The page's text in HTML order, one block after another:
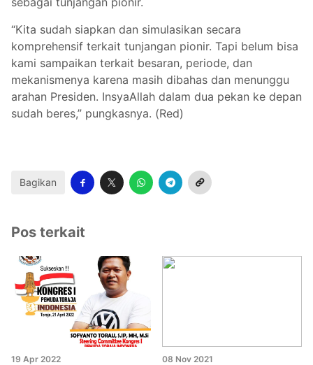
“Kita sudah siapkan dan simulasikan secara
komprehensif terkait tunjangan pionir. Tapi belum bisa
kami sampaikan terkait besaran, periode, dan
mekanismenya karena masih dibahas dan menunggu
arahan Presiden. InsyaAllah dalam dua pekan ke depan
sudah beres,” pungkasnya. (Red)
Bagikan
Pos terkait
19 Apr 2022 08 Nov 2021